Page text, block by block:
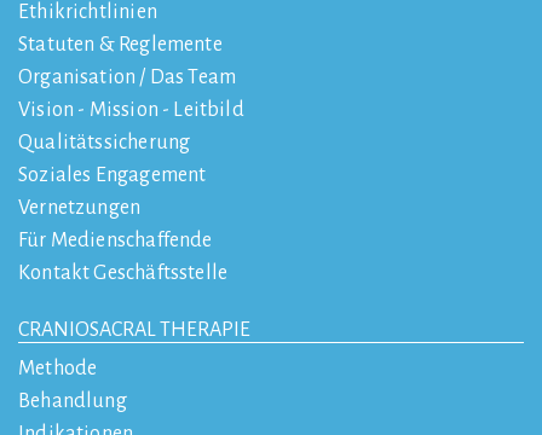
Ethikrichtlinien
Statuten & Reglemente
Organisation / Das Team
Vision - Mission - Leitbild
Qualitätssicherung
Soziales Engagement
Vernetzungen
Für Medienschaffende
Kontakt Geschäftsstelle
CRANIOSACRAL THERAPIE
Methode
Behandlung